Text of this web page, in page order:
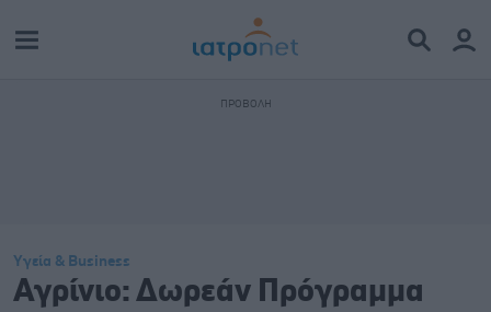
Υγεία & Business
Αγρίνιο: Δωρεάν Πρόγραμμα